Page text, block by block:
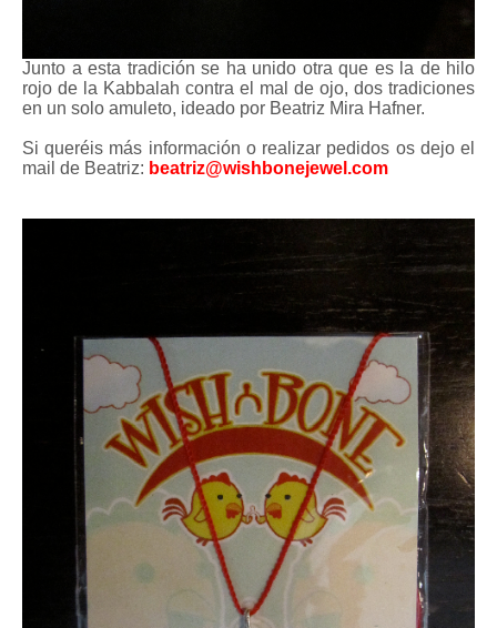
Junto a esta tradición se ha unido otra que es la de hilo
rojo de la Kabbalah contra el mal de ojo, dos tradiciones
en un solo amuleto, ideado por Beatriz Mira Hafner.
Si queréis más información o realizar pedidos os dejo el
mail de Beatriz: beatriz@wishbonejewel.com